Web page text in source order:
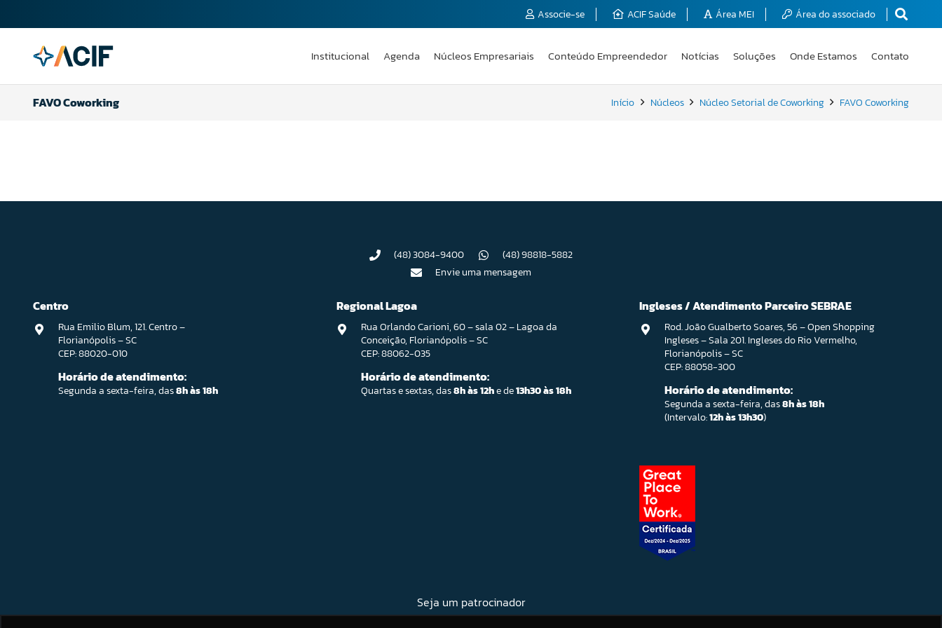
Associe-se ACIF Saúde Área MEI Área do associado
Institucional Agenda Núcleos Empresariais Conteúdo Empreendedor Notícias Soluções Onde Estamos Contato
FAVO Coworking Início Núcleos Núcleo Setorial de Coworking FAVO Coworking
(48) 3084-9400
(48) 98818-5882
Envie uma mensagem
Centro
Rua Emilio Blum, 121. Centro –
Florianópolis – SC
CEP: 88020-010
Horário de atendimento:
Segunda a sexta-feira, das8h às 18h
Regional Lagoa
Rua Orlando Carioni, 60 – sala 02 – Lagoa da
Conceição, Florianópolis – SC
CEP: 88062-035
Horário de atendimento:
Quartas e sextas, das8h às 12he de13h30 às 18h
Ingleses / Atendimento Parceiro SEBRAE
Rod. João Gualberto Soares, 56 – Open Shopping
Ingleses – Sala 201. Ingleses do Rio Vermelho,
Florianópolis – SC
CEP: 88058-300
Horário de atendimento:
Segunda a sexta-feira, das8h às 18h
(Intervalo:12h às 13h30)
Seja um patrocinador